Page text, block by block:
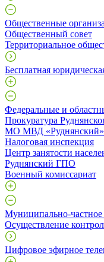
Общественные
Общественный совет
Территориальное
Бесплатная
Федеральные и
Прокуратура
МО МВД «Руднянский»
Налоговая инспекция
Центр занятости
Руднянский ГПО
Военный комиссариат
Муниципально-частное
Осуществление
Цифровое эфирное